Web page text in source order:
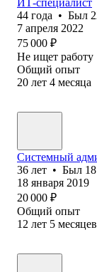
44 года • Был
7 апреля 2022
75 000 ₽
Не ищет работу
Общий опыт
20 лет 4 месяца
Системный
36 лет • Был
18 января 2019
20 000 ₽
Общий опыт
12 лет 5 месяцев